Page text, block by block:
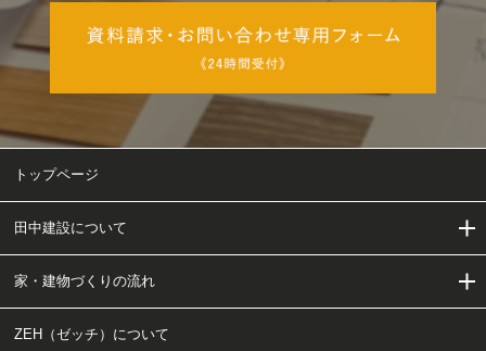
トップページ
田中建設について
田中建設について
当社の家・建物づくり
家・建物づくりの流れ
家・建物づくりの流れ
ZEH（ゼッチ）について